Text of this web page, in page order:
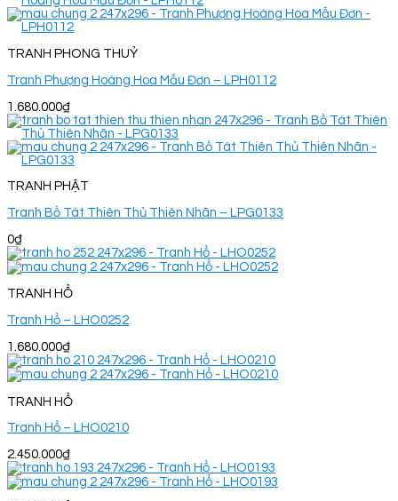
TRANH PHONG THUỶ
Tranh Phượng Hoàng Hoa Mẫu Đơn – LPH0112
1.680.000₫
TRANH PHẬT
Tranh Bồ Tát Thiên Thủ Thiên Nhãn – LPG0133
0₫
TRANH HỔ
Tranh Hổ – LHO0252
1.680.000₫
TRANH HỔ
Tranh Hổ – LHO0210
2.450.000₫